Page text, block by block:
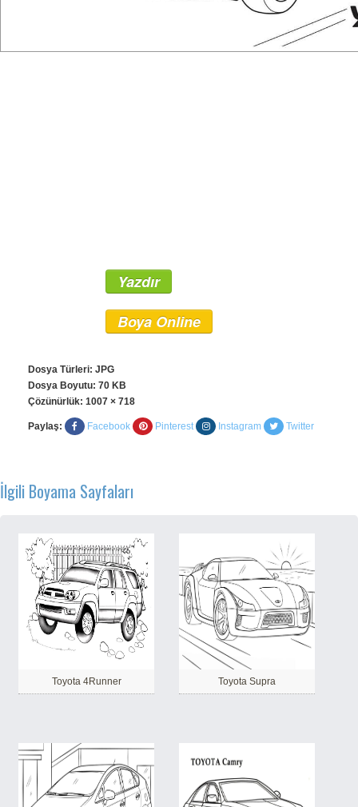
Yazdır
Boya Online
Dosya Türleri: JPG
Dosya Boyutu: 70 KB
Çözünürlük: 1007 × 718
Paylaş: Facebook Pinterest Instagram Twitter
İlgili Boyama Sayfaları
Toyota 4Runner Toyota Supra